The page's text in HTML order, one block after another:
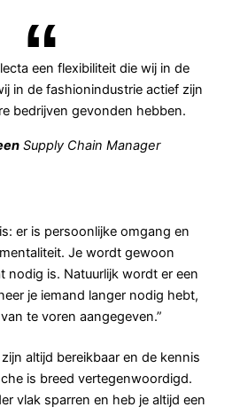
een flexibiliteit die wij in de
in de fashionindustrie actief zijn
bedrijven gevonden hebben.
Supply Chain Manager
er is persoonlijke omgang en
Je wordt gewoon
nodig is. Natuurlijk wordt er een
je iemand langer nodig hebt,
te voren aangegeven.”
altijd bereikbaar en de kennis
is breed vertegenwoordigd.
vlak sparren en heb je altijd een